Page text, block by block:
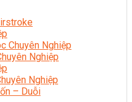
Chuyên Nghiệp
Nghiệp
Nghiệp
– Duỗi